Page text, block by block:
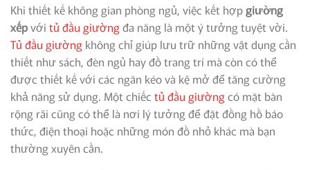
Khi thiết kế không gian phòng ngủ, việc kết hợp giường
xếpvới tủ đầu giườngđa năng là một ý tưởng tuyệt vời.
Tủ đầu giường không chỉ giúp lưu trữ những vật dụng cần
thiết như sách, đèn ngủ hay đồ trang trí mà còn có thể
được thiết kế với các ngăn kéo và kệ mở để tăng cường
khả năng sử dụng. Một chiếc tủ đầu giườngcó mặt bàn
rộng rãi cũng có thể là nơi lý tưởng để đặt đồng hồ báo
thức, điện thoại hoặc những món đồ nhỏ khác mà bạn
thường xuyên cần.